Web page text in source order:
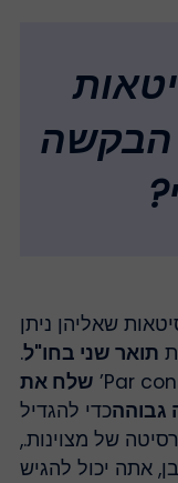
שאליהן ניתן
שני בחו"ל.
Par שלח את
כדי להגדיל
של מצוינות.,
יכול להגיש